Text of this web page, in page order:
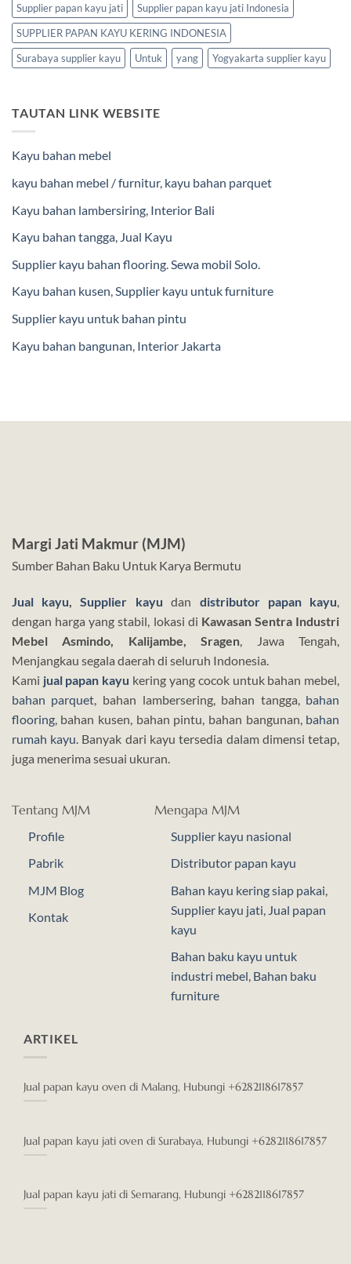
Supplier papan kayu jati
Supplier papan kayu jati Indonesia
SUPPLIER PAPAN KAYU KERING INDONESIA
Surabaya supplier kayu
Untuk yang Yogyakarta supplier kayu
TAUTAN LINK WEBSITE
Kayu bahan mebel
kayu bahan mebel / furnitur, kayu bahan parquet
Kayu bahan lambersiring Interior Bali
Kayu bahan tangga, Jual Kayu
Supplier kayu bahan flooring Sewa mobil Solo
Kayu bahan kusen,Supplier kayu untuk furniture
Supplier kayu untuk bahan pintu
Kayu bahan bangunan Interior Jakarta
Margi Jati Makmur (MJM)
Sumber Bahan Baku Untuk Karya Bermutu
Jual kayu,Supplier kayudan distributor papan kayu,
dengan harga yang stabil, lokasi di Kawasan Sentra Industri
Mebel Asmindo, Kalijambe, Sragen, Jawa Tengah,
Menjangkau segala daerah di seluruh Indonesia.
Kami jual papan kayu kering yang cocok untuk bahan mebel,
bahan parquet, bahan lambersering, bahan tangga, bahan
flooring, bahan kusen, bahan pintu, bahan bangunan, bahan
rumah kayu. Banyak dari kayu tersedia dalam dimensi tetap,
juga menerima sesuai ukuran.
Tentang MJM
Profile
Pabrik
MJM Blog
Kontak
Mengapa MJM
Supplier kayu nasional
Distributor papan kayu
Bahan kayu kering siap pakai
Supplier kayu jati Jual papan
kayu
Bahan baku kayu untuk
industri mebel, Bahan baku
furniture
ARTIKEL
Jual papan kayu oven di Malang, Hubungi +6282118617857
Jual papan kayu jati oven di Surabaya, Hubungi +6282118617857
Jual papan kayu jati di Semarang, Hubungi +6282118617857